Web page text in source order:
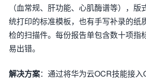
（血常规、肝功能、心肌酶谱等），版
统打印的标准模板，也有手写补录的纸
检的扫描件。每份报告单包含数十项指
易出错。
解决方案：通过将华为云OCR技能接入